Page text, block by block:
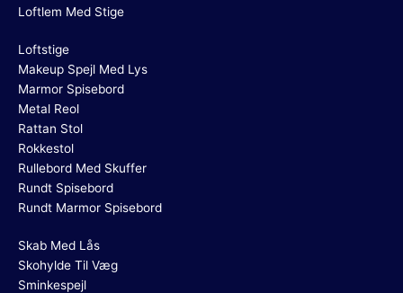
Loftlem Med Stige
Loftstige
Makeup Spejl Med Lys
Marmor Spisebord
Metal Reol
Rattan Stol
Rokkestol
Rullebord Med Skuffer
Rundt Spisebord
Rundt Marmor Spisebord
Skab Med Lås
Skohylde Til Væg
Sminkespejl